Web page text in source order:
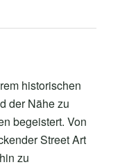
historischen
der Nähe zu
begeistert. Von
Street Art
zu